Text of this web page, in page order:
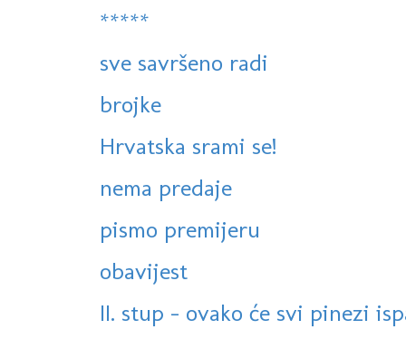
*****
sve savršeno radi
brojke
Hrvatska srami se!
nema predaje
pismo premijeru
obavijest
II. stup - ovako će svi pinezi